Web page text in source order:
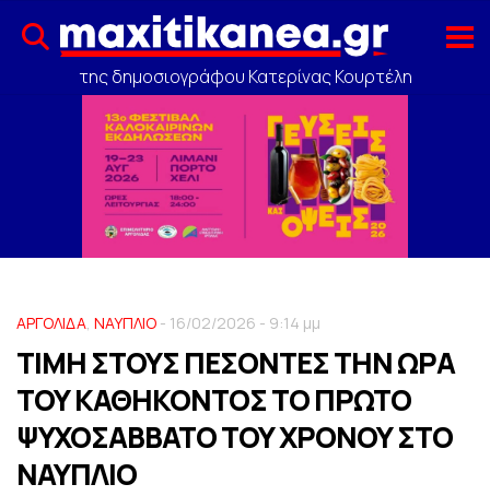
της δημοσιογράφου Κατερίνας Κουρτέλη
ΑΡΓΟΛΙΔΑ, ΝΑΥΠΛΙΟ - 16/02/2026 - 9:14 μμ
ΤΙΜΗ ΣΤΟΥΣ ΠΕΣΟΝΤΕΣ ΤΗΝ ΩΡΑ
ΤΟΥ ΚΑΘΗΚΟΝΤΟΣ ΤΟ ΠΡΩΤΟ
ΨΥΧΟΣΑΒΒΑΤΟ ΤΟΥ ΧΡΟΝΟΥ ΣΤΟ
ΝΑΥΠΛΙΟ